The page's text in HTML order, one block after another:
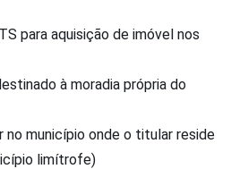
para aquisição de imóvel nos
à moradia própria do
no município onde o titular reside
limítrofe)